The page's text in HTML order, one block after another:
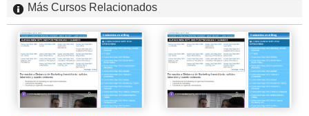
Más Cursos Relacionados